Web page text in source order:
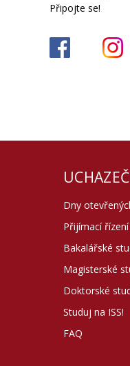
Připojte se!
Dny
Přijímací řízení
Bakalářské
Magisterské
Doktorské
Studuj na ISS!
FAQ